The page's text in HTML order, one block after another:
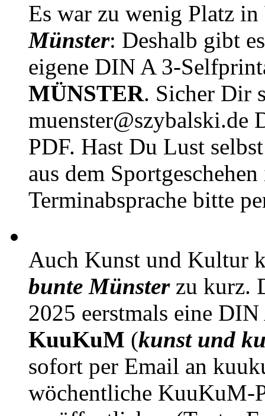
Es war zu wenig Platz in
Münster: Deshalb gibt
eigene DIN A 3-
MÜNSTER. Sicher Dir
muenster@szybalski.de
PDF. Hast Du Lust
aus dem
Terminabsprache bitte
Auch Kunst und Kultur
bunte Münsterzu kurz.
2025 eerstmals eine
KuuKuM (kunst und
sofort per Email an
wöchentliche KuuKuM-